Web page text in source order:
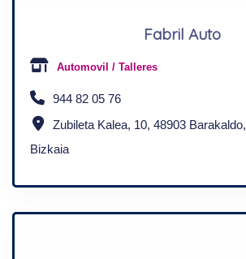
Fabril Auto
Automovil / Talleres
944 82 05 76
Zubileta Kalea, 10, 48903 Barakaldo,
Bizkaia